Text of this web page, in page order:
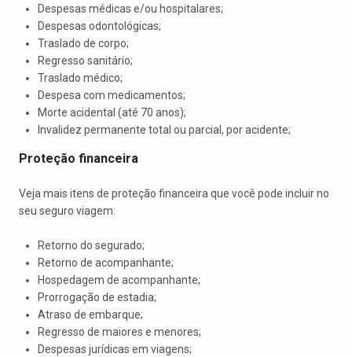
Despesas médicas e/ou hospitalares;
Despesas odontológicas;
Traslado de corpo;
Regresso sanitário;
Traslado médico;
Despesa com medicamentos;
Morte acidental (até 70 anos);
Invalidez permanente total ou parcial, por acidente;
Proteção financeira
Veja mais itens de proteção financeira que você pode incluir no
seu seguro viagem:
Retorno do segurado;
Retorno de acompanhante;
Hospedagem de acompanhante;
Prorrogação de estadia;
Atraso de embarque;
Regresso de maiores e menores;
Despesas jurídicas em viagens;